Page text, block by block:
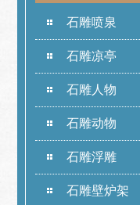
石雕喷泉
石雕凉亭
石雕人物
石雕动物
石雕浮雕
石雕壁炉架